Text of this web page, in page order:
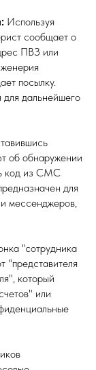
Используя
сообщает о
ПВЗ или
посылку.
для дальнейшего
об обнаружении
код из СМС
для
мессенджеров,
"сотрудника
"представителя
который
или